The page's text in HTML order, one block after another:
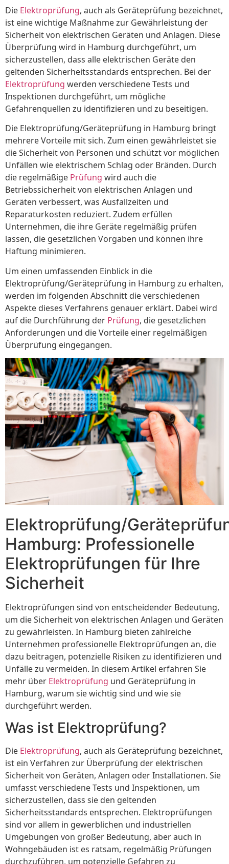
Die Elektroprüfung, auch als Geräteprüfung bezeichnet,
ist eine wichtige Maßnahme zur Gewährleistung der
Sicherheit von elektrischen Geräten und Anlagen. Diese
Überprüfung wird in Hamburg durchgeführt, um
sicherzustellen, dass alle elektrischen Geräte den
geltenden Sicherheitsstandards entsprechen. Bei der
Elektroprüfung werden verschiedene Tests und
Inspektionen durchgeführt, um mögliche
Gefahrenquellen zu identifizieren und zu beseitigen.
Die Elektroprüfung/Geräteprüfung in Hamburg bringt
mehrere Vorteile mit sich. Zum einen gewährleistet sie
die Sicherheit von Personen und schützt vor möglichen
Unfällen wie elektrischem Schlag oder Bränden. Durch
die regelmäßige Prüfung wird auch die
Betriebssicherheit von elektrischen Anlagen und
Geräten verbessert, was Ausfallzeiten und
Reparaturkosten reduziert. Zudem erfüllen
Unternehmen, die ihre Geräte regelmäßig prüfen
lassen, die gesetzlichen Vorgaben und können ihre
Haftung minimieren.
Um einen umfassenden Einblick in die
Elektroprüfung/Geräteprüfung in Hamburg zu erhalten,
werden im folgenden Abschnitt die verschiedenen
Aspekte dieses Verfahrens genauer erklärt. Dabei wird
auf die Durchführung der Prüfung, die gesetzlichen
Anforderungen und die Vorteile einer regelmäßigen
Überprüfung eingegangen.
Elektroprüfung/
Hamburg: Professionelle
Elektroprüfungen für Ihre
Sicherheit
Elektroprüfungen sind von entscheidender Bedeutung,
um die Sicherheit von elektrischen Anlagen und Geräten
zu gewährleisten. In Hamburg bieten zahlreiche
Unternehmen professionelle Elektroprüfungen an, die
dazu beitragen, potenzielle Risiken zu identifizieren und
Unfälle zu vermeiden. In diesem Artikel erfahren Sie
mehr über Elektroprüfung und Geräteprüfung in
Hamburg, warum sie wichtig sind und wie sie
durchgeführt werden.
Was ist Elektroprüfung?
Die Elektroprüfung, auch als Geräteprüfung bezeichnet,
ist ein Verfahren zur Überprüfung der elektrischen
Sicherheit von Geräten, Anlagen oder Installationen. Sie
umfasst verschiedene Tests und Inspektionen, um
sicherzustellen, dass sie den geltenden
Sicherheitsstandards entsprechen. Elektroprüfungen
sind vor allem in gewerblichen und industriellen
Umgebungen von großer Bedeutung, aber auch in
Wohngebäuden ist es ratsam, regelmäßig Prüfungen
durchzuführen, um potenzielle Gefahren zu